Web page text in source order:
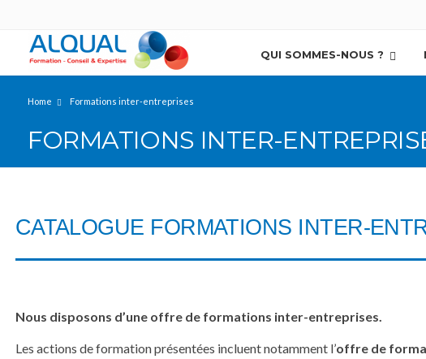
QUI SOMMES-NOUS ?
Home Formations inter-entreprises
FORMATIONS INTER-
CATALOGUE FORMATIONS INTER-
Nous disposons d’une offre de formations inter-entreprises.
Les actions de formation présentées incluent notamment l’offre de